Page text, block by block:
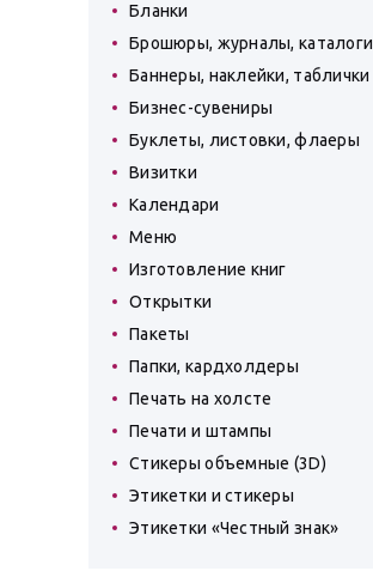
Бланки
Брошюры, журналы, каталоги
Баннеры, наклейки, таблички
Бизнес-сувениры
Буклеты, листовки, флаеры
Визитки
Календари
Меню
Изготовление книг
Открытки
Пакеты
Папки, кардхолдеры
Печать на холсте
Печати и штампы
Стикеры объемные (3D)
Этикетки и стикеры
Этикетки «Честный знак»